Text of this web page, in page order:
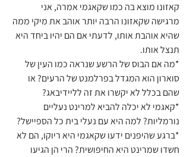
קאזונו מוצא בה כמו שקאגמי אמרה, אני
מרגישה שקאזונו הרבה יותר אוהב את מיקי ממה
שהיא אוהבת אותו, לדעתי אם הם יהיו ביחד היא
תנצל אותו.
*מה אם הבוס של הרשע שנראה כמו העין של
סוארון הוא המגדל בפרלמנט של הרעים? או
שהם בכלל לא יקשרו את זה לליידיבאג?
*קאגמי לא יכלה להביא למרינט נעליים
נורמליות? למה היא עם נעלי בית כל הספיישל?
*ברגע שהיפנים ידעו שקאגמי היא ריוקו, הם לא
חשדו שמרינט היא החיפושית? הרי הן הגיעו